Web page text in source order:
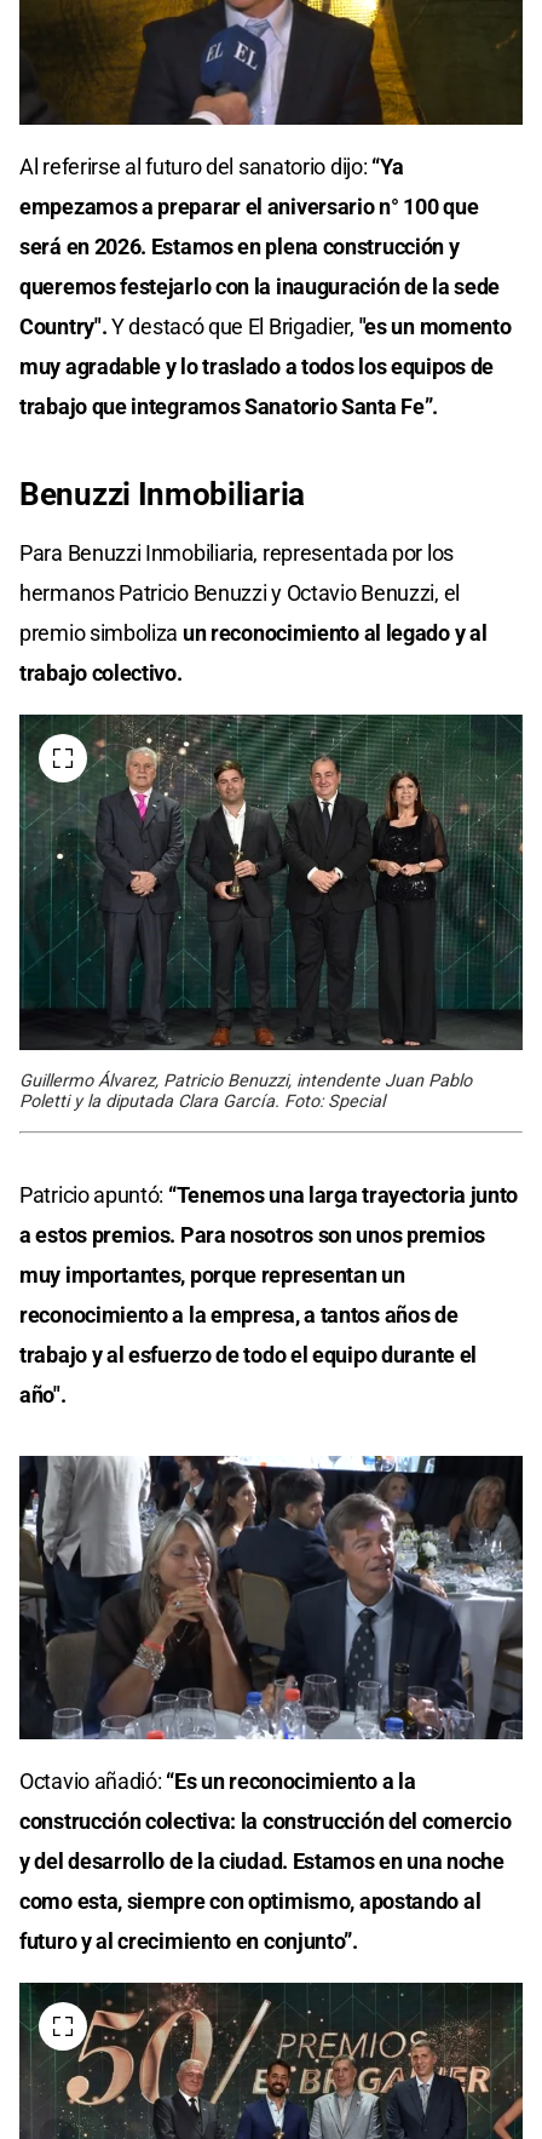
of
seconds
Al referirse al futuro del sanatorio dijo: “Ya
empezamos a preparar el aniversario n° 100 que
será en 2026. Estamos en plena construcción y
queremos festejarlo con la inauguración de la sede
Country".Y destacó que El Brigadier, "es un momento
muy agradable y lo traslado a todos los equipos de
trabajo que integramos Sanatorio Santa Fe”.
Benuzzi Inmobiliaria
Para Benuzzi Inmobiliaria, representada por los
hermanos Patricio Benuzzi y Octavio Benuzzi, el
premio simboliza un reconocimiento al legado y al
trabajo colectivo.
Guillermo Álvarez, Patricio Benuzzi, intendente Juan Pablo
Poletti y la diputada Clara García. Foto: Special
Patricio apuntó: “Tenemos una larga trayectoria junto
a estos premios. Para nosotros son unos premios
muy importantes, porque representan un
reconocimiento a la empresa, a tantos años de
trabajo y al esfuerzo de todo el equipo durante el
año".
of
seconds
Octavio añadió: “Es un reconocimiento a la
construcción colectiva: la construcción del comercio
y del desarrollo de la ciudad. Estamos en una noche
como esta, siempre con optimismo, apostando al
futuro y al crecimiento en conjunto”.